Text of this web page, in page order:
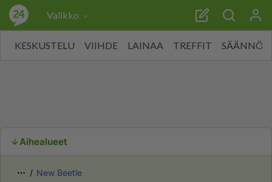
Valikko
KESKUSTELU VIIHDE LAINAA TREFFIT SÄÄNNÖT
Aihealueet
New Beetle